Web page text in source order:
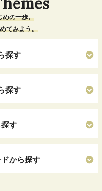
めの一歩。
てみよう。
探す
探す
す
から探す